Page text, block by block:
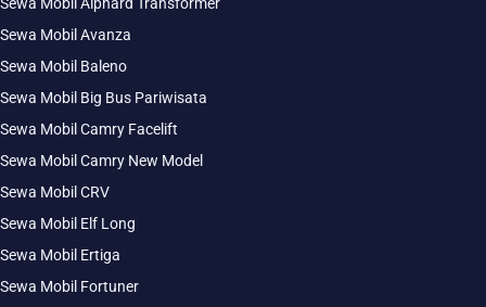
Sewa Mobil Avanza
Sewa Mobil Baleno
Sewa Mobil Big Bus Pariwisata
Sewa Mobil Camry Facelift
Sewa Mobil Camry New Model
Sewa Mobil CRV
Sewa Mobil Elf Long
Sewa Mobil Ertiga
Sewa Mobil Fortuner